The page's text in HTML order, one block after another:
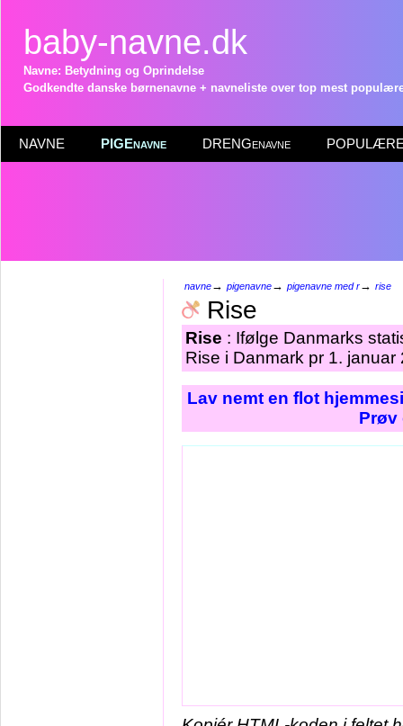
baby-navne.dk
Navne: Betydning og Oprindelse
Godkendte danske børnenavne + navneliste over top mest
NAVNE PIGEnavne DRENGenavne POPULÆRE
navne→ pigenavne→ pigenavne med r→ rise
Rise
Rise : Ifølge Danmarks
Rise i Danmark pr 1. januar
Lav nemt en flot
Prøv